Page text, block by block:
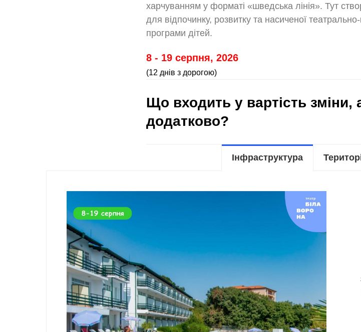
харчуванням у форматі «шведська лінія». Тут
для відпочинку, розвитку та насиченої театрально-
програми дітей.
8 - 19 серпня, 2026
(12 днів з дорогою)
Що входить у вартість зміни,
додатково?
Інфраструктура